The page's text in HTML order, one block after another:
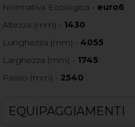
Normativa Ecologica - euro6
Altezza (mm) - 1430
Lunghezza (mm) -4055
Larghezza (mm) - 1745
Passo (mm) - 2540
EQUIPAGGIAMENTI